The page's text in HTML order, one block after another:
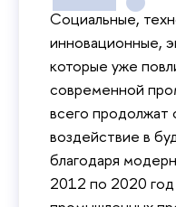
Социальные,
инновационные,
которые уже
современной
всего продолжат
воздействие в
благодаря
2012 по 2020